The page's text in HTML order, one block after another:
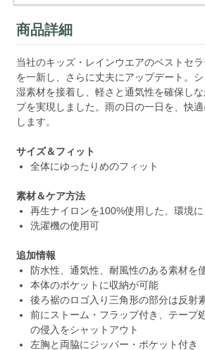
商品詳細
当社のキッズ・レインウエアのベストセ
を一新し、さらに丈夫にアップデート。
湿素材を接着し、軽さと通気性を確保し
プを実現しました。雨の日の一日を、快
します。
サイズ＆フィット
全体にゆったりめのフィット
素材＆ケア方法
再生ナイロンを100%使用した、環境
洗濯機の使用可
追加情報
防水性、通気性、耐風性のある素材を
本体のポケットに収納が可能
後ろ裾のロゴ入り三角形の部分は反射
前にストーム・フラップ付き、テープ
の侵入をシャットアウト
左胸と両脇にジッパー・ポケット付き